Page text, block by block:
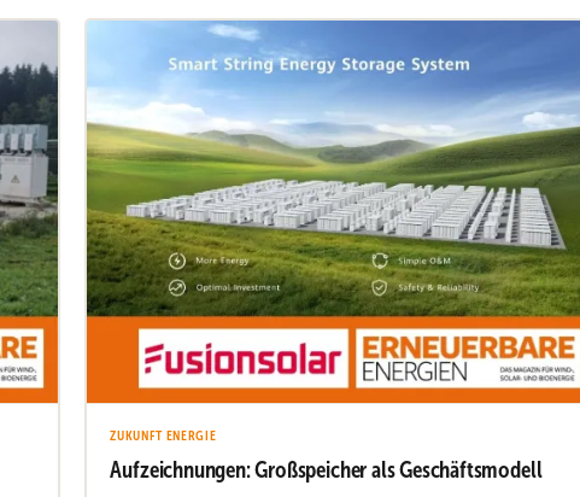
ZUKUNFT ENERGIE
Aufzeichnungen: Großspeicher als Geschäftsmodell